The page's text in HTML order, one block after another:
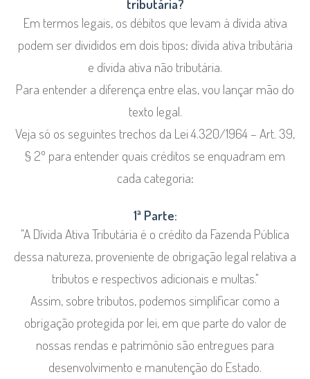
tributária?
Em termos legais, os débitos que levam à dívida ativa
podem ser divididos em dois tipos: dívida ativa tributária
e dívida ativa não tributária.
Para entender a diferença entre elas, vou lançar mão do
texto legal.
Veja só os seguintes trechos da Lei 4.320/1964 – Art. 39,
§ 2º para entender quais créditos se enquadram em
cada categoria:
1ª Parte:
"A Dívida Ativa Tributária é o crédito da Fazenda Pública
dessa natureza, proveniente de obrigação legal relativa a
tributos e respectivos adicionais e multas."
Assim, sobre tributos, podemos simplificar como a
obrigação protegida por lei, em que parte do valor de
nossas rendas e patrimônio são entregues para
desenvolvimento e manutenção do Estado.